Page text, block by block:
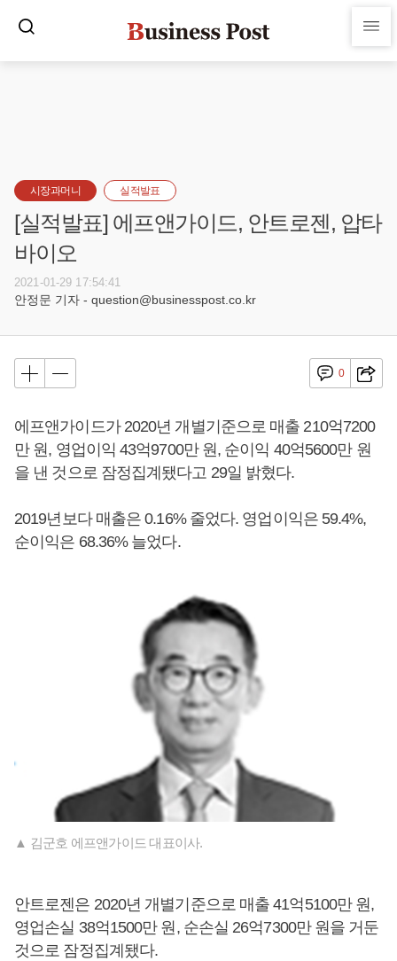
시장과머니 실적발표
[실적발표] 에프앤가이드, 안트로젠, 압타
바이오
2021-01-29 17:54:41
안정문 기자 - question@businesspost.co.kr
0
에프앤가이드가 2020년 개별기준으로 매출 210억7200
만 원, 영업이익 43억9700만 원, 순이익 40억5600만 원
을 낸 것으로 잠정집계됐다고 29일 밝혔다.
2019년보다 매출은 0.16% 줄었다. 영업이익은 59.4%,
순이익은 68.36% 늘었다.
▲ 김군호 에프앤가이드 대표이사.
안트로젠은 2020년 개별기준으로 매출 41억5100만 원,
영업손실 38억1500만 원, 순손실 26억7300만 원을 거둔
것으로 잠정집계됐다.